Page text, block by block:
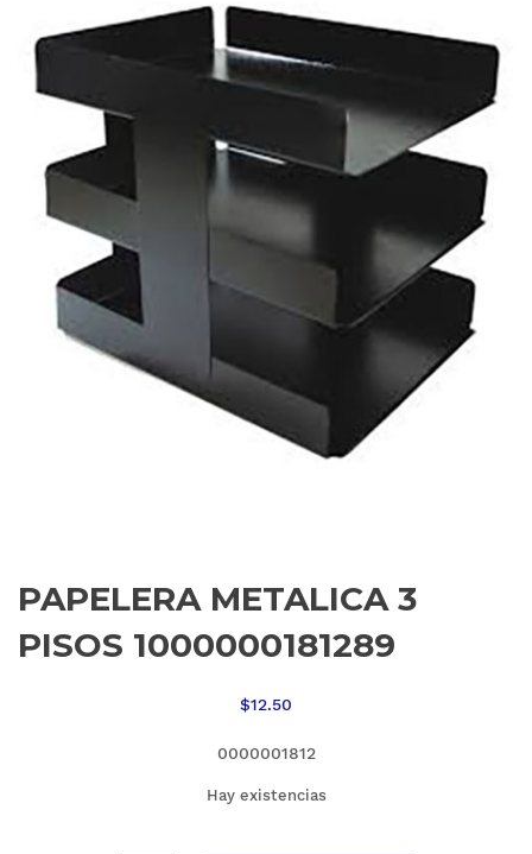
PAPELERA METALICA 3
PISOS 1000000181289
$12.50
0000001812
Hay existencias